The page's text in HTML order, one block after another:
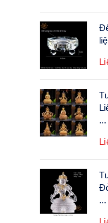
...
...